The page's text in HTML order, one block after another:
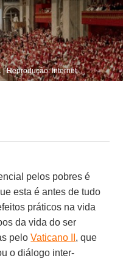
Reprodução: Internet
pelos pobres é
esta é antes de tudo
práticos na vida
da vida do ser
peloVaticano II , que
o diálogo inter-